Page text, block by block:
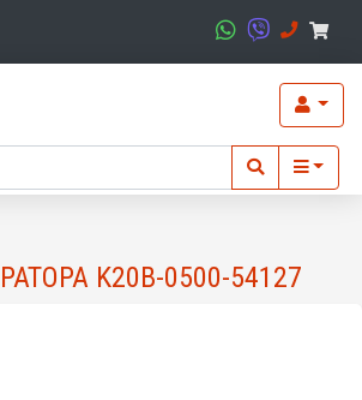
K20B-0500-54127